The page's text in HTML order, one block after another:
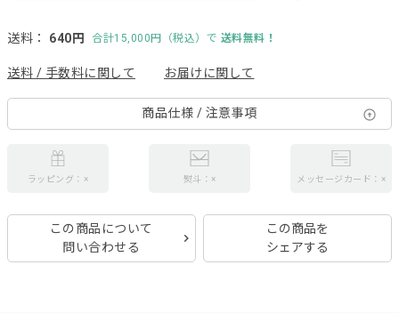
送料： 640円 合計15,000円（税込）で 送料無料！
送料 / 手数料に関して お届けに関して
商品仕様 / 注意事項
ラッピング：× 熨斗：× メッセージカード：×
この商品について
問い合わせる
この商品を
シェアする